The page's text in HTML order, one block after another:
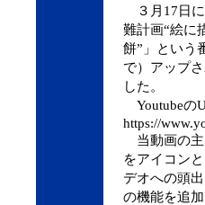
３月17日に
難計画“絵に
餅”」という
で）アップ
した。
Youtubeの
https://
当動画の主
をアイコン
デオへの頭
の機能を追